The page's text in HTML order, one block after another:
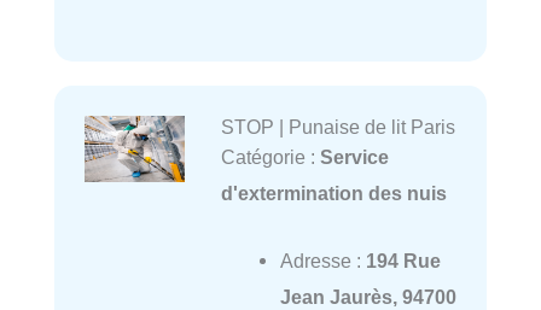
STOP | Punaise de lit Paris
Catégorie : Service
d'extermination des nuis
Adresse : 194 Rue
Jean Jaurès, 94700